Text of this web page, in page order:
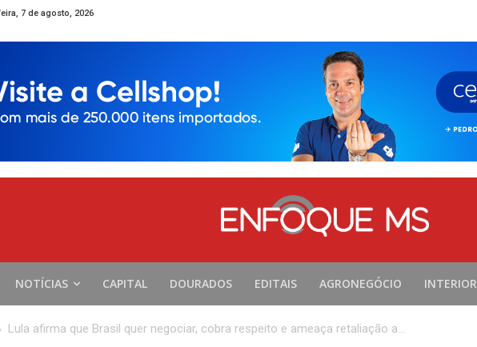
7 de agosto, 2026
NOTÍCIAS CAPITAL DOURADOS EDITAIS AGRONEGÓCIO INTERIOR
Lula afirma que Brasil quer negociar, cobra respeito e ameaça retaliação a...